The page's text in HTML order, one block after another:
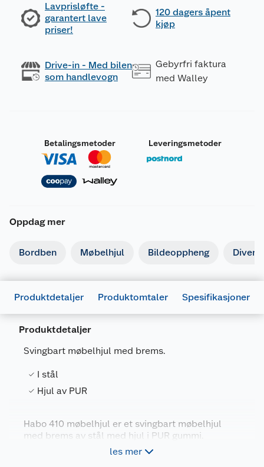
Lavprisløfte -
garantert lave
priser!
120 dagers åpent
kjøp
Drive-in - Med bilen
som handlevogn
Gebyrfri faktura
med Walley
Betalingsmetoder Leveringsmetoder
Oppdag mer
Bordben Møbelhjul Bildeoppheng
Produktdetaljer Produktomtaler Spesifikasjoner
Produktdetaljer
Svingbart møbelhjul med brems.
I stål
Hjul av PUR
Habo 410 møbelhjul er et svingbart møbelhjul
med brems av stål med hjul i PUR gummi.
les mer
Artikkelnummer
Farge
HVIT